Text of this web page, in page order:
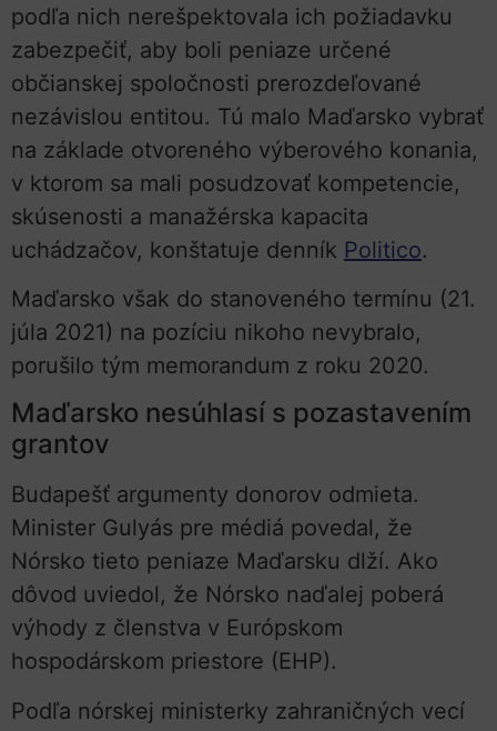
podľa nich nerešpektovala ich požiadavku
zabezpečiť, aby boli peniaze určené
občianskej spoločnosti prerozdeľované
nezávislou entitou. Tú malo Maďarsko vybrať
na základe otvoreného výberového konania,
v ktorom sa mali posudzovať kompetencie,
skúsenosti a manažérska kapacita
uchádzačov, konštatuje denník Politico.
Maďarsko však do stanoveného termínu (21.
júla 2021) na pozíciu nikoho nevybralo,
porušilo tým memorandum z roku 2020.
Maďarsko nesúhlasí s pozastavením
grantov
Budapešť argumenty donorov odmieta.
Minister Gulyás pre médiá povedal, že
Nórsko tieto peniaze Maďarsku dlží. Ako
dôvod uviedol, že Nórsko naďalej poberá
výhody z členstva v Európskom
hospodárskom priestore (EHP).
Podľa nórskej ministerky zahraničných vecí